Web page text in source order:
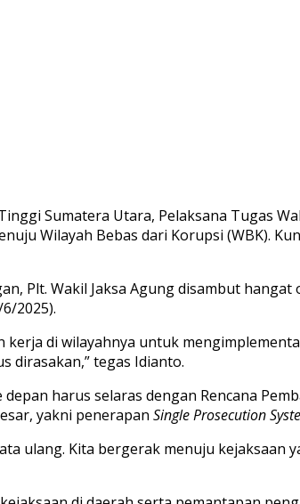
Sumatera Utara, Pelaksana Tugas
Wilayah Bebas dari Korupsi (WBK).
Plt. Wakil Jaksa Agung disambut
2025).
di wilayahnya untuk
dirasakan,” tegas Idianto.
harus selaras dengan Rencana
yakni penerapan Single Prosecution
ulang. Kita bergerak menuju kejaksaan